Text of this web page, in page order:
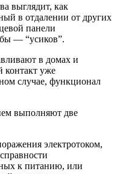
выглядит, как
в отдалении от других
панели
― “усиков”.
в домах и
контакт уже
случае, функционал
выполняют две
электротоком,
к питанию, или